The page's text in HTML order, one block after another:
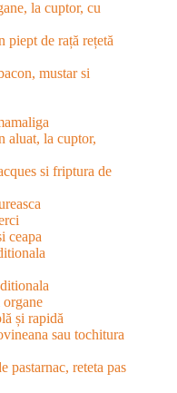
la cuptor, cu
piept de rață rețetă
mustar si
aluat, la cuptor,
si friptura de
ceapa
organe
și rapidă
sau tochitura
pastarnac, reteta pas